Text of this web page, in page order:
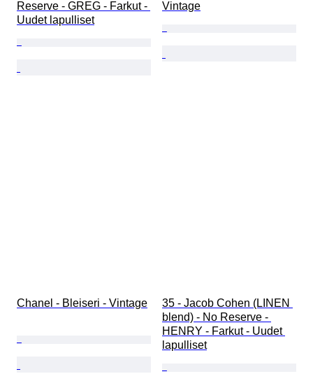
Reserve - GREG - Farkut -
Uudet lapulliset
Vintage
Chanel - Bleiseri - Vintage
35 - Jacob Cohen (LINEN
blend) - No Reserve -
HENRY - Farkut - Uudet
lapulliset